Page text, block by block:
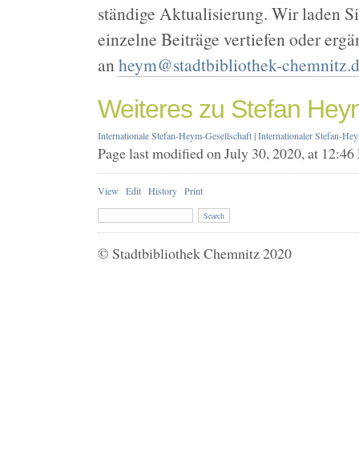
ständige Aktualisierung. Wir laden
einzelne Beiträge vertiefen oder
an heym@stadtbibliothek-
Weiteres zu Stefan
Internationale Stefan-Heym-Gesellschaft|Internationaler Stefan-
Page last modified on July 30, 2020, at 12:46
View Edit History Print
© Stadtbibliothek Chemnitz 2020